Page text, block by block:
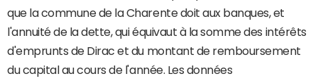
que la commune de la Charente doit aux banques, et
l'annuité de la dette, qui équivaut à la somme des intérêts
d'emprunts de Dirac et du montant de remboursement
du capital au cours de l'année. Les données